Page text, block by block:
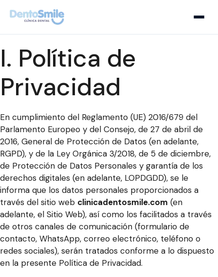
I. Política de
Privacidad
En cumplimiento del Reglamento (UE) 2016/679 del
Parlamento Europeo y del Consejo, de 27 de abril de
2016, General de Protección de Datos (en adelante,
RGPD), y de la Ley Orgánica 3/2018, de 5 de diciembre,
de Protección de Datos Personales y garantía de los
derechos digitales (en adelante, LOPDGDD), se le
informa que los datos personales proporcionados a
través del sitio web clinicadentosmile.com (en
adelante, el Sitio Web), así como los facilitados a través
de otros canales de comunicación (formulario de
contacto, WhatsApp, correo electrónico, teléfono o
redes sociales), serán tratados conforme a lo dispuesto
en la presente Política de Privacidad.